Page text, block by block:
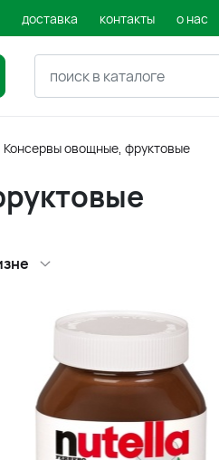
доставка контакты о нас
Консервы овощные, фруктовые